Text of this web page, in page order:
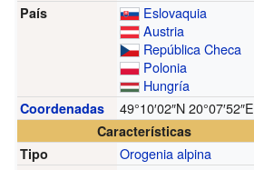
País
Eslovaquia
Austria
República Checa
Polonia
Hungría
Coordenadas 49°10′02″N20°07′52″E
Características
Tipo
Orogenia alpina